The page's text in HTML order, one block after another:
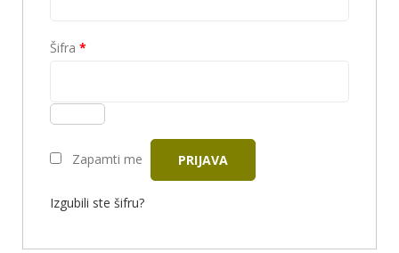
Šifra *
Zapamti me PRIJAVA
Izgubili ste šifru?